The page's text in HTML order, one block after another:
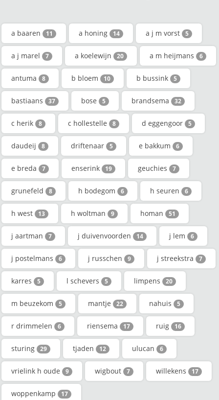
a baaren 11 a honing 14 a j m vorst 5
a j marel 7 a koelewijn 20 a m heijmans 6
antuma 8 b bloem 10 b bussink 5
bastiaans 37 bose 5 brandsema 32
c herik 8 c hollestelle 8 d eggengoor 5
daudeij 8 driftenaar 5 e bakkum 6
e breda 7 enserink 19 geuchies 7
grunefeld 8 h bodegom 6 h seuren 6
h west 13 h woltman 9 homan 51
j aartman 7 j duivenvoorden 14 j lem 6
j postelmans 6 j russchen 9 j streekstra 7
karres 5 l schevers 5 limpens 20
m beuzekom 5 mantje 22 nahuis 5
r drimmelen 6 riensema 17 ruig 16
sturing 29 tjaden 12 ulucan 6
vrielink h oude 9 wigbout 7 willekens 17
woppenkamp 17